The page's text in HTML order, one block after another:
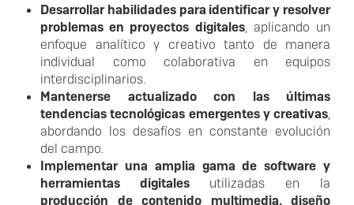
Desarrollar habilidades para identificar y resolver
problemas en proyectos digitales, aplicando un
enfoque analítico y creativo tanto de manera
individual como colaborativa en equipos
interdisciplinarios.
Mantenerse actualizado con las últimas
tendencias tecnológicas emergentes y creativas,
abordando los desafíos en constante evolución
del campo.
Implementar una amplia gama de software y
herramientas digitales utilizadas en la
producción de contenido multimedia, diseño